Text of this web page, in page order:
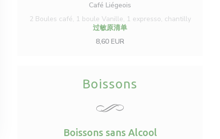
Café Liégeois
2 Boules café, 1 boule Vanille, 1 expresso, chantilly
过敏原清单
8,60 EUR
Boissons
Boissons sans Alcool